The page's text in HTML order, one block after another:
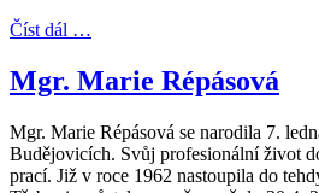
Číst dál …
Mgr. Marie Répásová
Mgr. Marie Répásová se narodila 7.
Budějovicích. Svůj profesionální život
prací. Již v roce 1962 nastoupila do